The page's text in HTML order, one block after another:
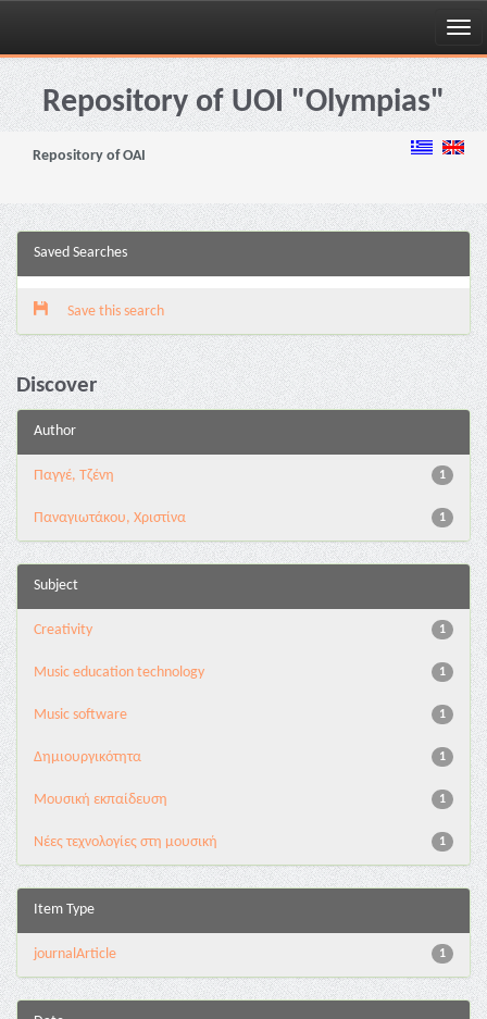
Skip
navigationRepository of UOI "Olympias"
Repository of OAI
Saved Searches
Save this search
Discover
Author
1
Παγγέ, Τζένη
1
Παναγιωτάκου, Χριστίνα
Subject
1
Creativity
1
Music education technology
1
Music software
1
Δημιουργικότητα
1
Μουσική εκπαίδευση
1
Νέες τεχνολογίες στη μουσική
Item Type
1
journalArticle